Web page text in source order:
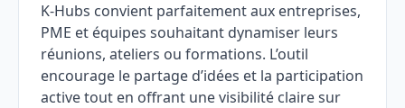
K-Hubs convient parfaitement aux entreprises,
PME et équipes souhaitant dynamiser leurs
réunions, ateliers ou formations. L’outil
encourage le partage d’idées et la participation
active tout en offrant une visibilité claire sur